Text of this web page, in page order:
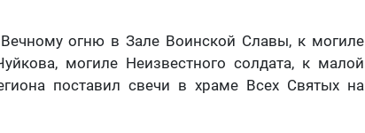
огню в Зале Воинской Славы, к могиле
могиле Неизвестного солдата, к малой
поставил свечи в храме Всех Святых на